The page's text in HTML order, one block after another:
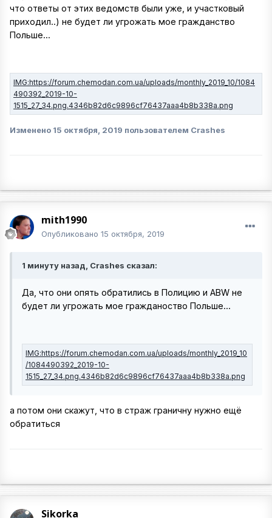
что ответы от этих ведомств были уже, и участковый
приходил..) не будет ли угрожать мое гражданство
Польше...
Изменено 15 октября, 2019 пользователем Crashes
mith1990
Опубликовано 15 октября, 2019
1 минуту назад, Crashes сказал:
Да, что они опять обратились в Полицию и ABW не
будет ли угрожать мое гражданоство Польше...
а потом они скажут, что в страж граничну нужно ещё
обратиться
Sikorka